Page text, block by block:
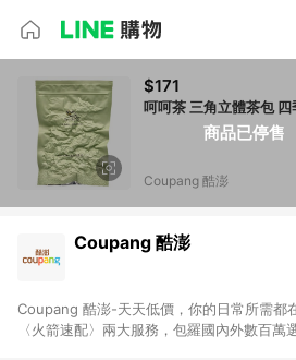
商品已停售
$171
Coupang 酷澎
Coupang 酷澎
Coupang 酷澎-天天低價，你的日常所需都
〈火箭速配〉兩大服務，包羅國內外數百萬